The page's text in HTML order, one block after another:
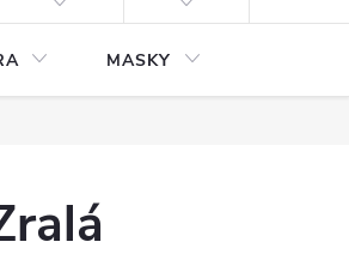
MASKY